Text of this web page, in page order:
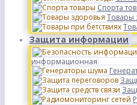
Спорта
Товары
Защита информации
информационная